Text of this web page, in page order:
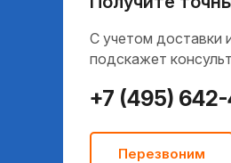
C учетом доставки
подскажет
+7 (495)
Перезвоним